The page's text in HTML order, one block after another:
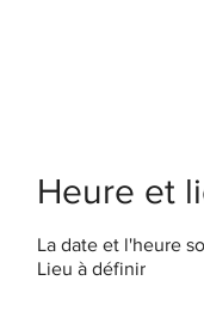
Heure et
La date et l'heure
Lieu à définir